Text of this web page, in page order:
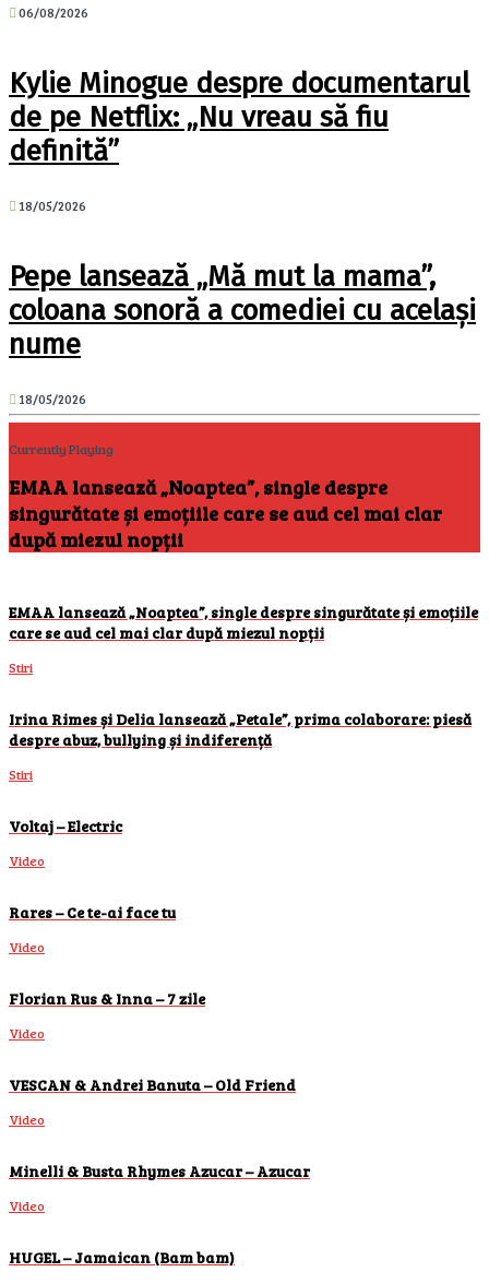
06/08/2026
Kylie Minogue despre documentarul
de pe Netflix: „Nu vreau să fiu
definită”
18/05/2026
Pepe lansează „Mă mut la mama”,
coloana sonoră a comediei cu același
nume
18/05/2026
Currently Playing
EMAA lansează „Noaptea”, single despre
singurătate și emoțiile care se aud cel mai clar
după miezul nopții
EMAA lansează „Noaptea”, single despre singurătate și emoțiile
care se aud cel mai clar după miezul nopții
Stiri
Irina Rimes și Delia lansează „Petale”, prima colaborare: piesă
despre abuz, bullying și indiferență
Stiri
Voltaj – Electric
Video
Rares – Ce te-ai face tu
Video
Florian Rus & Inna – 7 zile
Video
VESCAN & Andrei Banuta – Old Friend
Video
Minelli & Busta Rhymes Azucar – Azucar
Video
HUGEL – Jamaican (Bam bam)